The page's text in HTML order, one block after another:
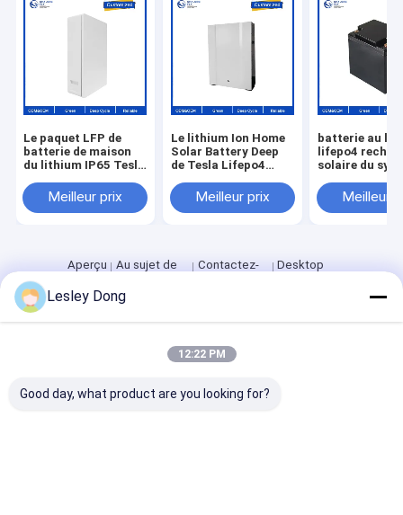
Le paquet LFP de
batterie de maison
du lithium IP65 Tesla
48V 200Ah pour
outre de la batterie
de grille
Meilleur prix
Le lithium Ion Home
Solar Battery Deep
de Tesla Lifepo4
font un cycle 10KWH
la batterie au lithium
Meilleur prix
batterie au
lifepo4
solaire du
remisage des
batteries de
Meilleur
Aperçu
Au sujet de
Contactez-
Desktop
Plan du
Politique en matière de protection de
© 2026 Hunan Chalong Fly Technology Co., Ltd.. All Rights
Reserved.
Lesley Dong
12:22 PM
Good day, what product are you looking for?